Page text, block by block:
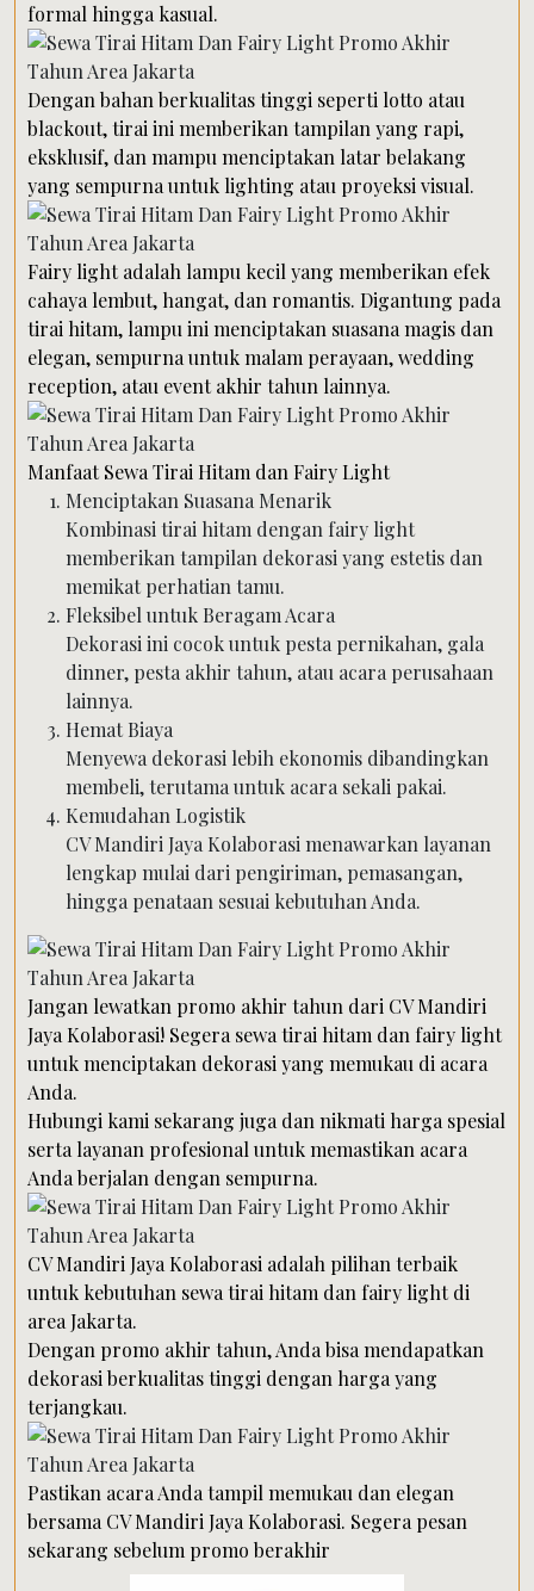
formal hingga kasual.
Dengan bahan berkualitas tinggi seperti lotto atau
blackout, tirai ini memberikan tampilan yang rapi,
eksklusif, dan mampu menciptakan latar belakang
yang sempurna untuk lighting atau proyeksi visual.
Fairy light adalah lampu kecil yang memberikan efek
cahaya lembut, hangat, dan romantis. Digantung pada
tirai hitam, lampu ini menciptakan suasana magis dan
elegan, sempurna untuk malam perayaan, wedding
reception, atau event akhir tahun lainnya.
Manfaat Sewa Tirai Hitam dan Fairy Light
Menciptakan Suasana Menarik
Kombinasi tirai hitam dengan fairy light
memberikan tampilan dekorasi yang estetis dan
memikat perhatian tamu.
Fleksibel untuk Beragam Acara
Dekorasi ini cocok untuk pesta pernikahan, gala
dinner, pesta akhir tahun, atau acara perusahaan
lainnya.
Hemat Biaya
Menyewa dekorasi lebih ekonomis dibandingkan
membeli, terutama untuk acara sekali pakai.
Kemudahan Logistik
CV Mandiri Jaya Kolaborasi menawarkan layanan
lengkap mulai dari pengiriman, pemasangan,
hingga penataan sesuai kebutuhan Anda.
Jangan lewatkan promo akhir tahun dari CV Mandiri
Jaya Kolaborasi! Segera sewa tirai hitam dan fairy light
untuk menciptakan dekorasi yang memukau di acara
Anda.
Hubungi kami sekarang juga dan nikmati harga spesial
serta layanan profesional untuk memastikan acara
Anda berjalan dengan sempurna.
CV Mandiri Jaya Kolaborasi adalah pilihan terbaik
untuk kebutuhan sewa tirai hitam dan fairy light di
area Jakarta.
Dengan promo akhir tahun, Anda bisa mendapatkan
dekorasi berkualitas tinggi dengan harga yang
terjangkau.
Pastikan acara Anda tampil memukau dan elegan
bersama CV Mandiri Jaya Kolaborasi. Segera pesan
sekarang sebelum promo berakhir